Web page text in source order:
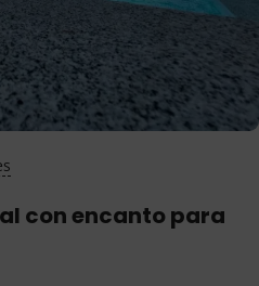
con encanto para